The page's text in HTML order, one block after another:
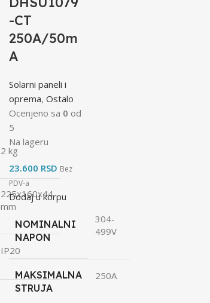
2 kg
225x160x44
mm
IP20
-CT
250A/50m
A
Solarni paneli i
oprema, Ostalo
Ocenjeno sa 0 od
5
Na lageru
23.600 RSD Bez
PDV-a
Dodaj u korpu
NOMINALNI
NAPON
304-
499V
MAKSIMALNA
STRUJA
250A